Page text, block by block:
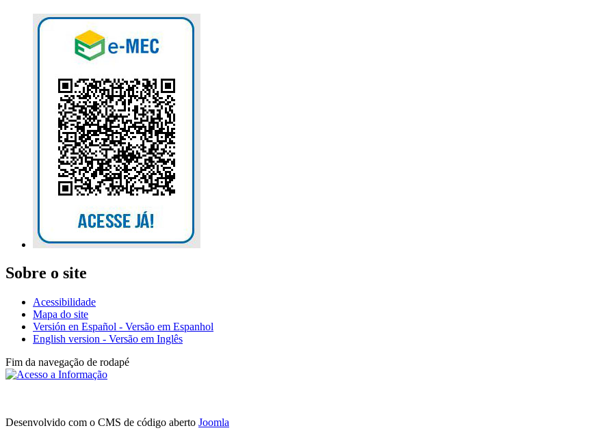
Sobre o site
Acessibilidade
Mapa do site
Versión en Español - Versão em Espanhol
English version - Versão em Inglês
Fim da navegação de rodapé
Desenvolvido com o CMS de código aberto Joomla